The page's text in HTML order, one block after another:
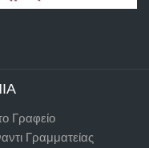
Γραφείο
Γραμματείας